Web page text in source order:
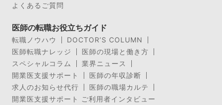
よくあるご質問
医師の転職お役立ちガイド
転職ノウハウ
DOCTOR’S COLUMN
医師転職ナレッジ
医師の現場と働き方
スペシャルコラム
業界ニュース
開業医支援サポート
医師の年収診断
求人のお知らせ代行
医師の職場カルテ
開業医支援サポート ご利用者インタビュー